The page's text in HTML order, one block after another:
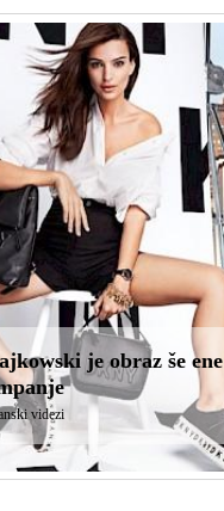
je obraz še ene
videzi